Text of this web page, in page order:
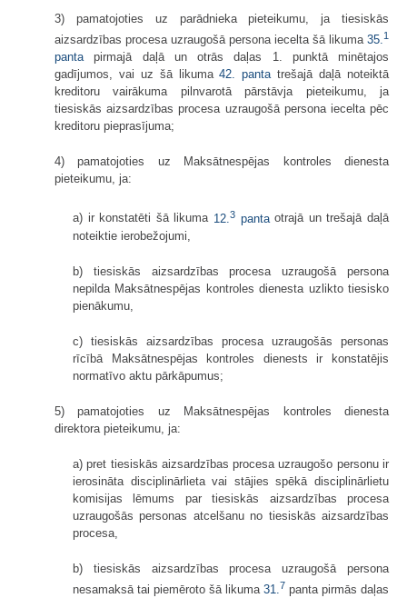
3) pamatojoties uz parādnieka pieteikumu, ja tiesiskās
aizsardzības procesa uzraugošā persona iecelta šā likuma 35.1
pantapirmajā daļā un otrās daļas 1. punktā minētajos
gadījumos, vai uz šā likuma42. pantatrešajā daļā noteiktā
kreditoru vairākuma pilnvarotā pārstāvja pieteikumu, ja
tiesiskās aizsardzības procesa uzraugošā persona iecelta pēc
kreditoru pieprasījuma;
4) pamatojoties uz Maksātnespējas kontroles dienesta
pieteikumu, ja:
a) ir konstatēti šā likuma 12. 3 pantaotrajā un trešajā daļā
noteiktie ierobežojumi,
b) tiesiskās aizsardzības procesa uzraugošā persona
nepilda Maksātnespējas kontroles dienesta uzlikto tiesisko
pienākumu,
c) tiesiskās aizsardzības procesa uzraugošās personas
rīcībā Maksātnespējas kontroles dienests ir konstatējis
normatīvo aktu pārkāpumus;
5) pamatojoties uz Maksātnespējas kontroles dienesta
direktora pieteikumu, ja:
a) pret tiesiskās aizsardzības procesa uzraugošo personu ir
ierosināta disciplinārlieta vai stājies spēkā disciplinārlietu
komisijas lēmums par tiesiskās aizsardzības procesa
uzraugošās personas atcelšanu no tiesiskās aizsardzības
procesa,
b) tiesiskās aizsardzības procesa uzraugošā persona
nesamaksā tai piemēroto šā likuma 31.7 panta pirmās daļas